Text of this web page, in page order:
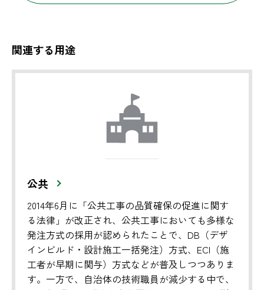
関連する用途
公共
2014年6月に「公共工事の品質確保の促進に関す
る法律」が改正され、公共工事においても多様な
発注方式の採用が認められたことで、DB（デザ
インビルド・設計施工一括発注）方式、ECI（施
工者が早期に関与）方式などが普及しつつありま
す。一方で、自治体の技術職員が減少する中で、